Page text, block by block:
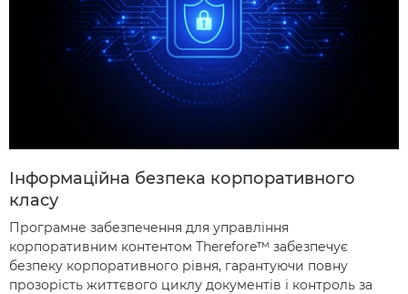
Інформаційна безпека корпоративного
класу
Програмне забезпечення для управління
корпоративним контентом Therefore™ забезпечує
безпеку корпоративного рівня, гарантуючи повну
прозорість життєвого циклу документів і контроль за